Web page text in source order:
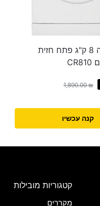
מכונת כביסה 8 ק"ג פתח חזית
1,890.00₪
קנה עכשיו
קטגוריות מובילות
מקררים